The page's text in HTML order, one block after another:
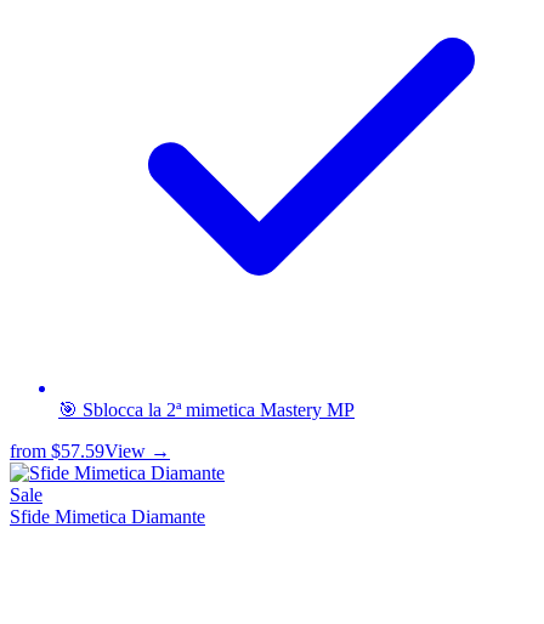
🎯 Sblocca la 2ª mimetica Mastery MP
from $57.59View →
Sale
Sfide Mimetica Diamante